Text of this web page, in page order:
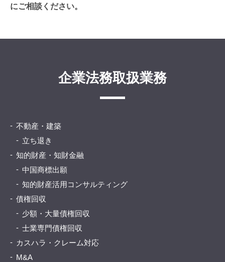
にご相談ください。
企業法務取扱業務
不動産・建築
立ち退き
知的財産・知財金融
中国商標出願
知的財産活用コンサルティング
債権回収
少額・大量債権回収
士業専門債権回収
カスハラ・クレーム対応
M&A